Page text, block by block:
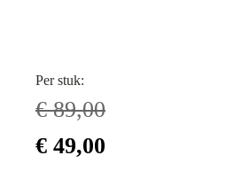
Per stuk:
€89,00
Oorspronkelijke
€ 49,00